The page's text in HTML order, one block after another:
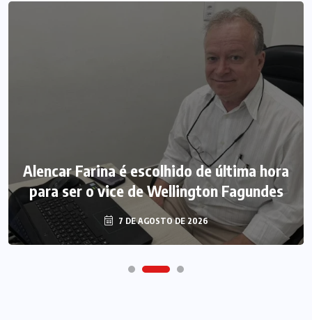
Alencar Farina é escolhido de última hora
para ser o vice de Wellington Fagundes
7 DE AGOSTO DE 2026